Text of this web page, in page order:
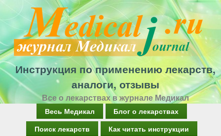
Перейти
к
основному
содержанию
Инструкция по применению лекарств,
аналоги, отзывы
Все о лекарствах в журнале Медикал
Весь Медикал
Блог о лекарствах
Поиск лекарств
Как читать инструкции